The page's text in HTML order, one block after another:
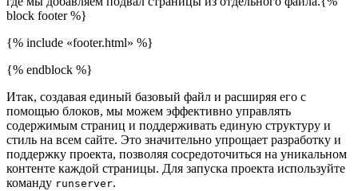
block footer %}
{% include «footer.html» %}
{% endblock %}
Итак, создавая единый базовый файл и расширяя его с
помощью блоков, мы можем эффективно управлять
содержимым страниц и поддерживать единую структуру и
стиль на всем сайте. Это значительно упрощает разработку и
поддержку проекта, позволяя сосредоточиться на уникальном
контенте каждой страницы. Для запуска проекта используйте
команду runserver.